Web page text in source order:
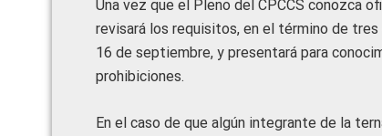
Una vez que el Pleno del CPCCS conozca
revisará los requisitos, en el término de
16 de septiembre, y presentará para
prohibiciones.
En el caso de que algún integrante de la